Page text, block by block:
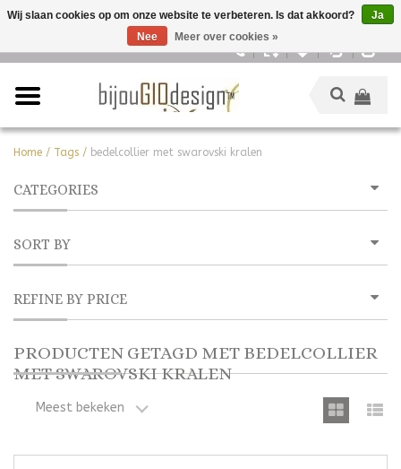
Home / Tags / bedelcollier met swarovski kralen
CATEGORIES
SORT BY
REFINE BY PRICE
PRODUCTEN GETAGD MET BEDELCOLLIER
MET SWAROVSKI KRALEN
Meest bekeken
Wij slaan cookies op om onze website te verbeteren. Is dat akkoord?
Ja
Nee
Meer over cookies »